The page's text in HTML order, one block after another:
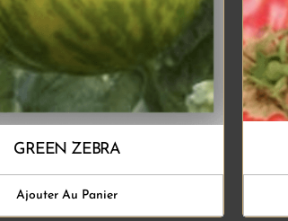
GREEN ZEBRA
Ajouter Au Panier